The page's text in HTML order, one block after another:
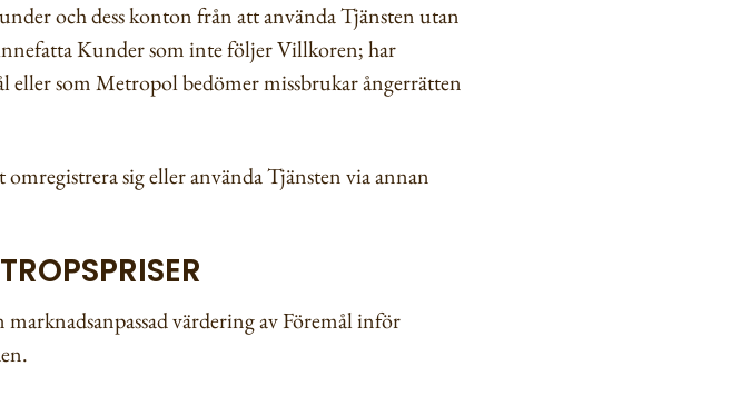
och dess konton från att använda Tjänsten utan
Kunder som inte följer Villkoren; har
som Metropol bedömer missbrukar ångerrätten
sig eller använda Tjänsten via annan
marknadsanpassad värdering av Föremål inför